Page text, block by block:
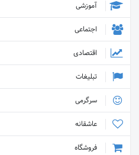
آموزشی
اجتماعی
اقتصادی
تبلیغات
سرگرمی
عاشقانه
فروشگاه